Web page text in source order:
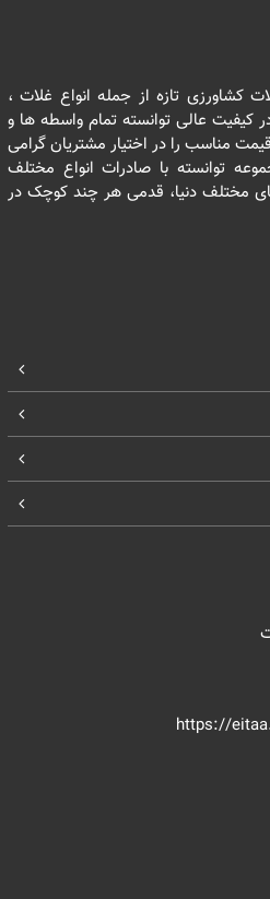
کشاورزی تازه از جمله انواع غلات ،
کیفیت عالی توانسته تمام واسطه ها و
مناسب را در اختیار مشتریان گرامی
توانسته با صادرات انواع مختلف
مختلف دنیا، قدمی هر چند کوچک در